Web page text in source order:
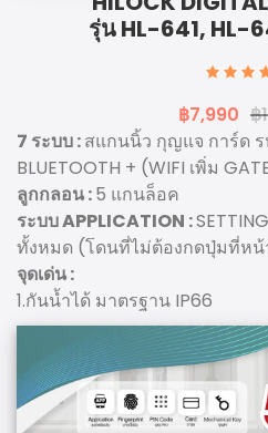
รุ่น HL-641, HL-
฿7,990 ฿
7 ระบบ :สแกนนิ้ว กุญแจ การ์ด ร
BLUETOOTH + (WIFI เพิ่ม
ลูกกลอน :5 แกนล็อค
ระบบ APPLICATION :
ทั้งหมด (โดนที่ไม่ต้องกดปุ่มที่หน้
จุดเด่น :
1.กันน้ำได้ มาตรฐาน IP66